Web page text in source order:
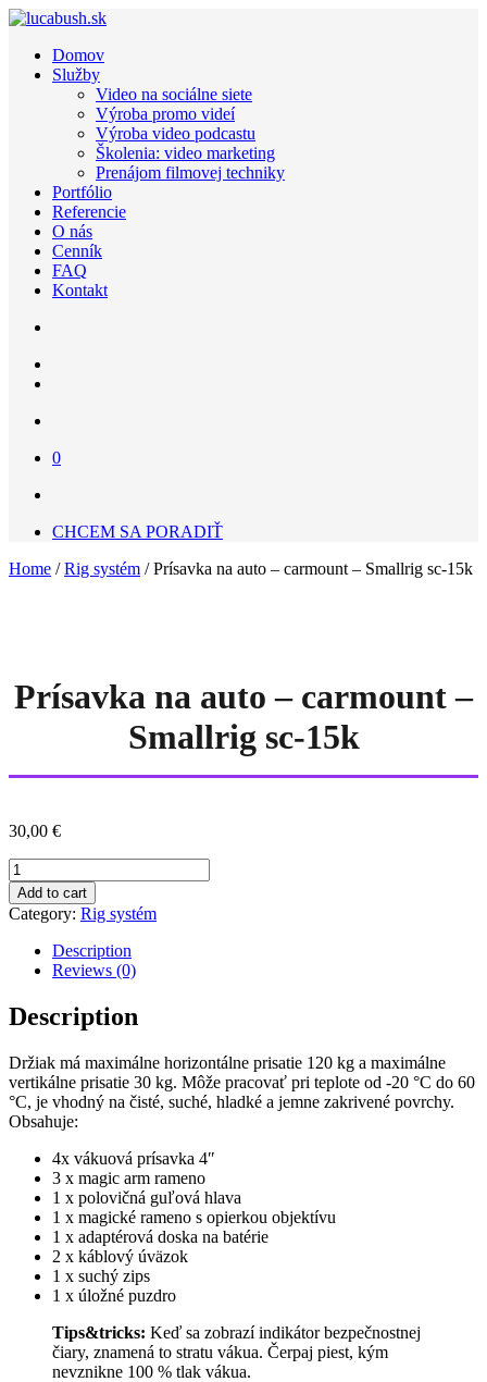
Domov
Služby
Video na sociálne siete
Výroba promo videí
Výroba video podcastu
Školenia: video marketing
Prenájom filmovej techniky
Portfólio
Referencie
O nás
Cenník
FAQ
Kontakt
0
CHCEM SA PORADIŤ
Home /Rig systém / Prísavka na auto – carmount – Smallrig sc-15k
Prísavka na auto – carmount –
Smallrig sc-15k
30,00 €
Prísavka
na
auto
-
carmount
Smallrig
sc-
15k
Add to cart
Category: Rig systém
Description
Reviews (0)
Description
Držiak má maximálne horizontálne prisatie 120 kg a maximálne
vertikálne prisatie 30 kg. Môže pracovať pri teplote od -20 °C do 60
°C, je vhodný na čisté, suché, hladké a jemne zakrivené povrchy.
Obsahuje:
4x vákuová prísavka 4″
3 x magic arm rameno
1 x polovičná guľová hlava
1 x magické rameno s opierkou objektívu
1 x adaptérová doska na batérie
2 x káblový úväzok
1 x suchý zips
1 x úložné puzdro
Tips&tricks: Keď sa zobrazí indikátor bezpečnostnej
čiary, znamená to stratu vákua. Čerpaj piest, kým
nevznikne 100 % tlak vákua.